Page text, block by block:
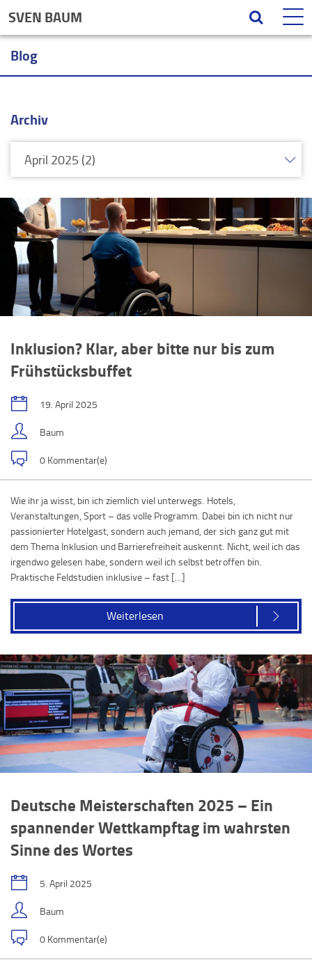
SVEN BAUM
Blog
Archiv
Inklusion? Klar, aber bitte nur bis zum
Frühstücksbuffet
19. April 2025
Baum
0 Kommentar(e)
Wie ihr ja wisst, bin ich ziemlich viel unterwegs. Hotels,
Veranstaltungen, Sport – das volle Programm. Dabei bin ich nicht nur
passionierter Hotelgast, sondern auch jemand, der sich ganz gut mit
dem Thema Inklusion und Barrierefreiheit auskennt. Nicht, weil ich das
irgendwo gelesen habe, sondern weil ich selbst betroffen bin.
Praktische Feldstudien inklusive – fast […]
Weiterlesen
Deutsche Meisterschaften 2025 – Ein
spannender Wettkampftag im wahrsten
Sinne des Wortes
5. April 2025
Baum
0 Kommentar(e)